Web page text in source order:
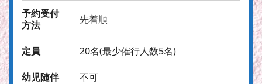
予約受付
方法
先着順
定員 20名(最少催行人数5名)
幼児随伴 不可